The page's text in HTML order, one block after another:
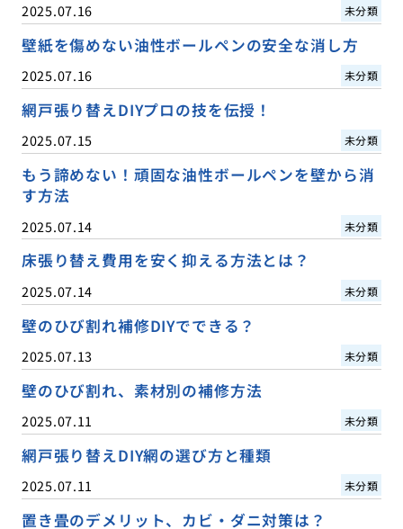
2025.07.16 未分類
壁紙を傷めない油性ボールペンの安全な消し方
2025.07.16 未分類
網戸張り替えDIYプロの技を伝授！
2025.07.15 未分類
もう諦めない！頑固な油性ボールペンを壁から消
す方法
2025.07.14 未分類
床張り替え費用を安く抑える方法とは？
2025.07.14 未分類
壁のひび割れ補修DIYでできる？
2025.07.13 未分類
壁のひび割れ、素材別の補修方法
2025.07.11 未分類
網戸張り替えDIY網の選び方と種類
2025.07.11 未分類
置き畳のデメリット、カビ・ダニ対策は？